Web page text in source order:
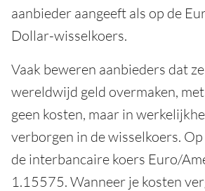
aanbieder aangeeft als op de
Dollar-wisselkoers.
Vaak beweren aanbieders dat
wereldwijd geld overmaken,
geen kosten, maar in
verborgen in de wisselkoers.
de interbancaire koers Euro/
1.15575. Wanneer je kosten